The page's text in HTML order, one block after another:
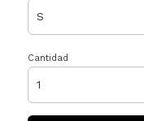
Cantidad